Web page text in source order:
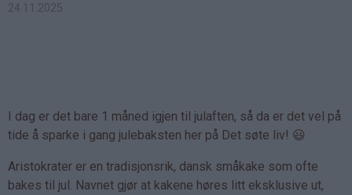
24.11.2025
I dag er det bare 1 måned igjen til julaften, så da er det vel på
tide å sparke i gang julebaksten her på Det søte liv! 😃
Aristokrater er en tradisjonsrik, dansk småkake som ofte
bakes til jul. Navnet gjør at kakene høres litt eksklusive ut,